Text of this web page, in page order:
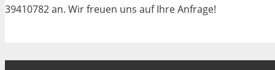
39410782 an. Wir freuen uns auf Ihre Anfrage!